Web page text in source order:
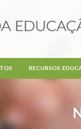
RECURSOS